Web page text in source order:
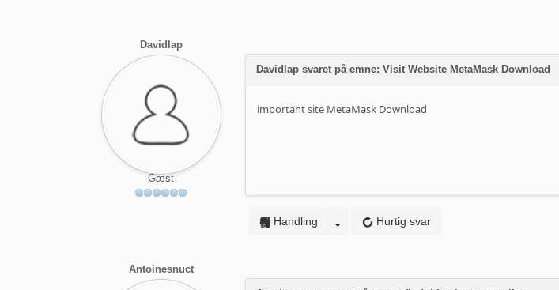
Davidlap
Gæst
Davidlap svaret på emne: Visit Website MetaMask Download
important site MetaMask Download
Hurtig svar
Handling
Antoinesnuct